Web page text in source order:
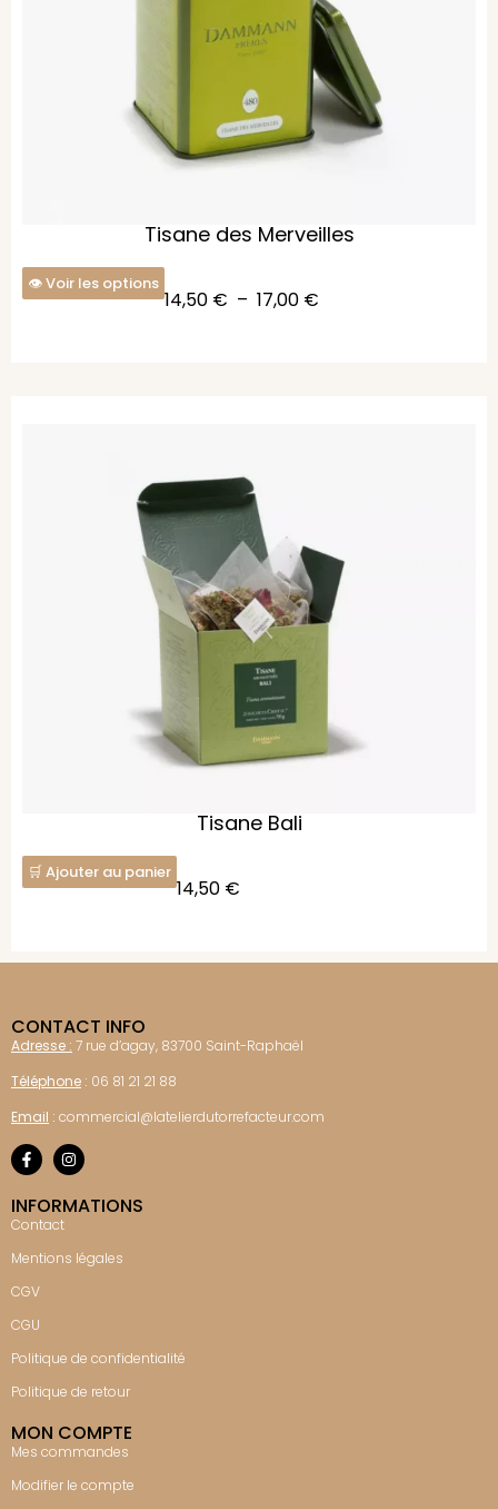
Tisane des Merveilles
Voir les options
14,50 € – 17,00 €
Tisane Bali
Ajouter au panier
14,50 €
CONTACT INFO
Adresse : 7 rue d’agay, 83700 Saint-Raphaël
Téléphone : 06 81 21 21 88
Email : commercial@latelierdutorrefacteur.com
INFORMATIONS
Contact
Mentions légales
CGV
CGU
Politique de confidentialité
Politique de retour
MON COMPTE
Mes commandes
Modifier le compte